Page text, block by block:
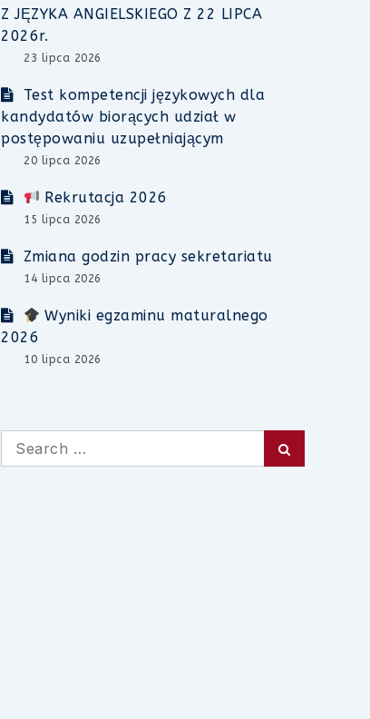
Z JĘZYKA ANGIELSKIEGO Z 22 LIPCA
2026r.
23 lipca 2026
Test kompetencji językowych dla
kandydatów biorących udział w
postępowaniu uzupełniającym
20 lipca 2026
Rekrutacja 2026
15 lipca 2026
Zmiana godzin pracy sekretariatu
14 lipca 2026
Wyniki egzaminu maturalnego
2026
10 lipca 2026
Search
for: